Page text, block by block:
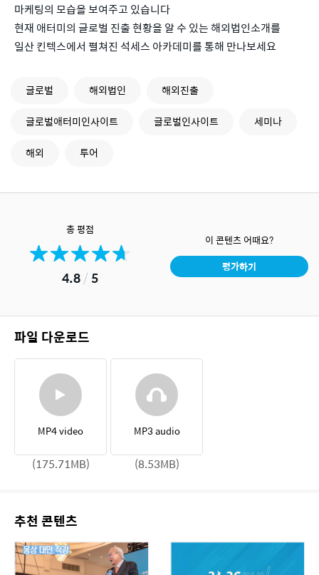
마케팅의 모습을 보여주고 있습니다
현재 애터미의 글로벌 진출 현황을 알 수 있는 해외법인소개를
일산 킨텍스에서 펼쳐진 석세스 아카데미를 통해 만나보세요
글로벌 해외법인
해외진출
글로벌애터미인사이트
글로벌인사이트
세미나
해외
투어
총 평점
4.8/ 5
이 콘텐츠 어때요?
평가하기
파일 다운로드
MP4 video
(175.71MB)
MP3 audio
(8.53MB)
추천 콘텐츠